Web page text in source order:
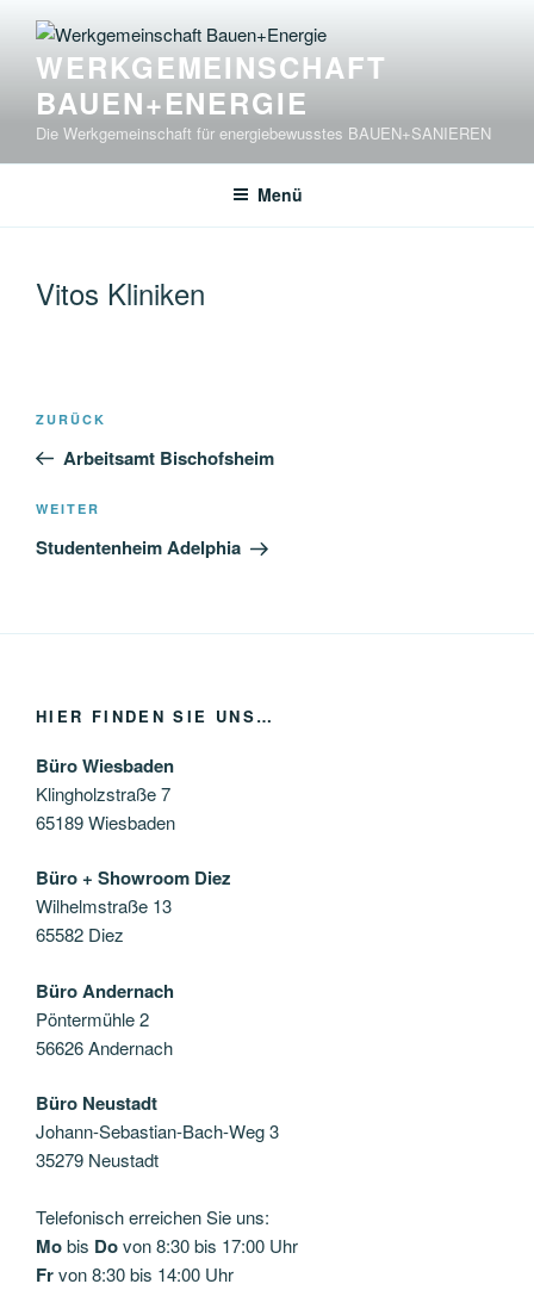
Inhalt
springenWERKGEMEINSCHAFT
BAUEN+ENERGIE
Die Werkgemeinschaft für energiebewusstes BAUEN+SANIEREN
Menü
Vitos Kliniken
Beitragsnavigation
Vorheriger
Beitrag
ZURÜCK
Arbeitsamt Bischofsheim
Nächster
Beitrag
WEITER
Studentenheim Adelphia
HIER FINDEN SIE UNS…
Büro Wiesbaden
Klingholzstraße 7
65189 Wiesbaden
Büro + Showroom Diez
Wilhelmstraße 13
65582 Diez
Büro Andernach
Pöntermühle 2
56626 Andernach
Büro Neustadt
Johann-Sebastian-Bach-Weg 3
35279 Neustadt
Telefonisch erreichen Sie uns:
Mobis Dovon 8:30 bis 17:00 Uhr
Frvon 8:30 bis 14:00 Uhr